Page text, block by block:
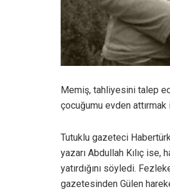
Memiş, tahliyesini talep
çocuğumu evden
Tutuklu gazeteci
yazarı Abdullah Kılıç ise,
yatırdığını söyledi.
gazetesinden Gülen